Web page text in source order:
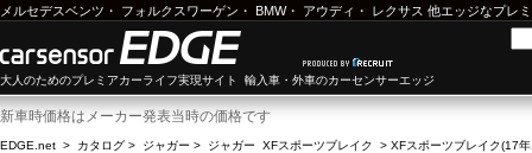
メルセデスベンツ ・ フォルクスワーゲン ・ BMW・ アウディ ・ レクサス 他エッジなプレ
大人のためのプレミアカーライフ実現サイト 輸入車・外車のカーセンサーエッジ
新車時価格はメーカー発表当時の価格です
EDGE.net > カタログ > ジャガー > ジャガー XFスポーツブレイク > XFスポーツブレイク(17